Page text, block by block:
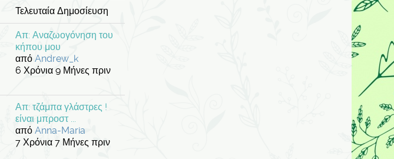
Τελευταία Δημοσίευση
Απ: Αναζωογόνηση του
κήπου μου
από Andrew_k
6 Χρόνια 9 Μήνες πριν
Απ: τζάμπα γλάστρες !
είναι μπροστ ...
από Anna-Maria
7 Χρόνια 7 Μήνες πριν